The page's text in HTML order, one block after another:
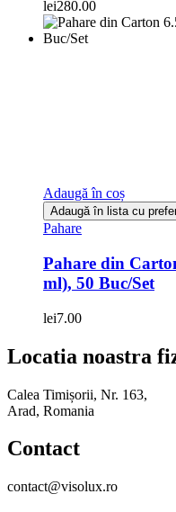
lei280.00
Adaugă în coș
Adaugă în lista cu
Pahare
Pahare din
ml), 50 Buc/Set
lei7.00
Locatia noastra
Calea Timișorii, Nr. 163,
Arad, Romania
Contact
contact@visolux.ro